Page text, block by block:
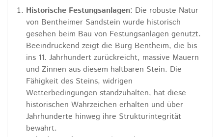
Historische Festungsanlagen: Die robuste Natur
von Bentheimer Sandstein wurde historisch
gesehen beim Bau von Festungsanlagen genutzt.
Beeindruckend zeigt die Burg Bentheim, die bis
ins 11. Jahrhundert zurückreicht, massive Mauern
und Zinnen aus diesem haltbaren Stein. Die
Fähigkeit des Steins, widrigen
Wetterbedingungen standzuhalten, hat diese
historischen Wahrzeichen erhalten und über
Jahrhunderte hinweg ihre Strukturintegrität
bewahrt.